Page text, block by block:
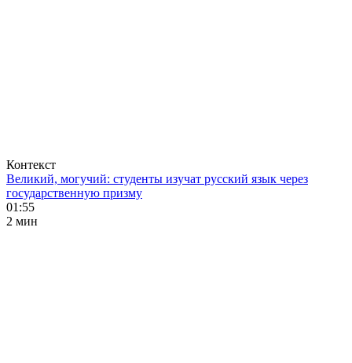
Контекст
Великий, могучий: студенты изучат русский язык через
государственную призму
01:55
2 мин